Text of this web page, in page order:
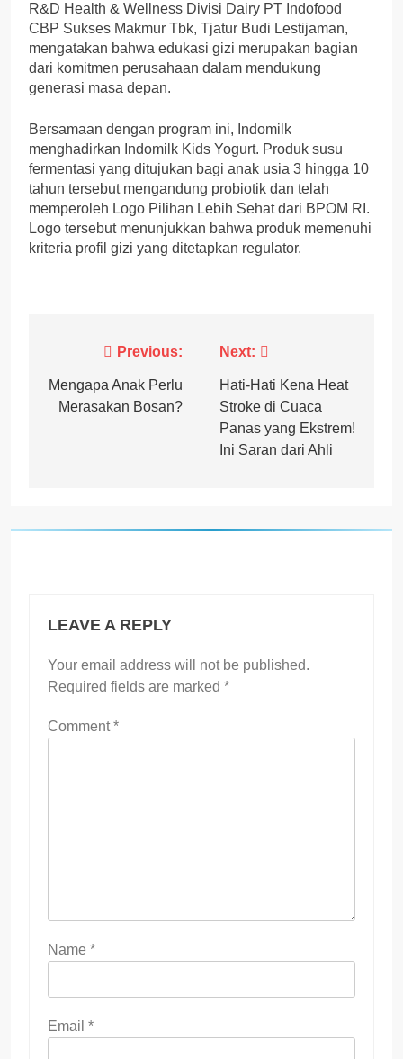
R&D Health & Wellness Divisi Dairy PT Indofood
CBP Sukses Makmur Tbk, Tjatur Budi Lestijaman,
mengatakan bahwa edukasi gizi merupakan bagian
dari komitmen perusahaan dalam mendukung
generasi masa depan.
Bersamaan dengan program ini, Indomilk
menghadirkan Indomilk Kids Yogurt. Produk susu
fermentasi yang ditujukan bagi anak usia 3 hingga 10
tahun tersebut mengandung probiotik dan telah
memperoleh Logo Pilihan Lebih Sehat dari BPOM RI.
Logo tersebut menunjukkan bahwa produk memenuhi
kriteria profil gizi yang ditetapkan regulator.
navigation
Previous:
Mengapa Anak Perlu
Merasakan Bosan?
Next:
Hati-Hati Kena Heat
Stroke di Cuaca
Panas yang Ekstrem!
Ini Saran dari Ahli
LEAVE A REPLY
Your email address will not be published.
Required fields are marked *
Comment*
Name *
Email *